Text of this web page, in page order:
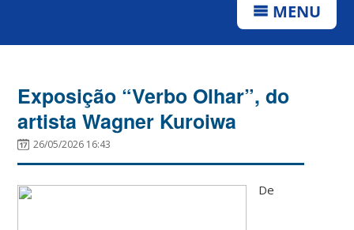
MENU
Exposição “Verbo Olhar”, do
artista Wagner Kuroiwa
26/05/2026 16:43
De